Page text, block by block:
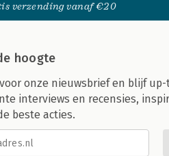
verzending vanaf €20
hoogte
onze nieuwsbrief en blijf
interviews en recensies,
beste acties.